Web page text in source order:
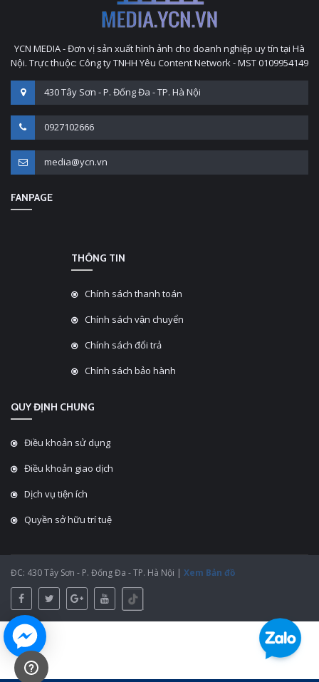
YCN MEDIA - Đơn vị sản xuất hình ảnh cho doanh nghiệp uy tín tại Hà
Nội. Trực thuộc: Công ty TNHH Yêu Content Network - MST 0109954149
430 Tây Sơn - P. Đống Đa - TP. Hà Nội
0927102666
media@ycn.vn
FANPAGE
THÔNG TIN
Chính sách thanh toán
Chính sách vận chuyển
Chính sách đổi trả
Chính sách bảo hành
QUY ĐỊNH CHUNG
Điều khoản sử dụng
Điều khoản giao dịch
Dịch vụ tiện ích
Quyền sở hữu trí tuệ
ĐC: 430 Tây Sơn - P. Đống Đa - TP. Hà Nội | Xem Bản đồ